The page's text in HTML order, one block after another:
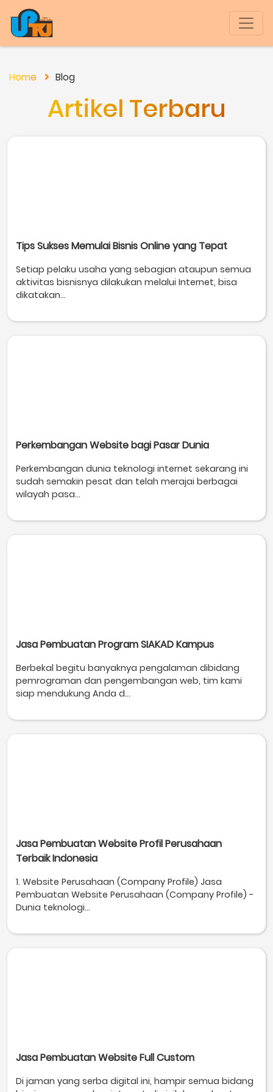
Home Blog
Artikel Terbaru
Tips Sukses Memulai Bisnis Online yang Tepat
Setiap pelaku usaha yang sebagian ataupun semua
aktivitas bisnisnya dilakukan melalui Internet, bisa
dikatakan...
Perkembangan Website bagi Pasar Dunia
Perkembangan dunia teknologi internet sekarang ini
sudah semakin pesat dan telah merajai berbagai
wilayah pasa...
Jasa Pembuatan Program SIAKAD Kampus
Berbekal begitu banyaknya pengalaman dibidang
pemrograman dan pengembangan web, tim kami
siap mendukung Anda d...
Jasa Pembuatan Website Profil Perusahaan
Terbaik Indonesia
1. Website Perusahaan (Company Profile) Jasa
Pembuatan Website Perusahaan (Company Profile) -
Dunia teknologi...
Jasa Pembuatan Website Full Custom
Di jaman yang serba digital ini, hampir semua bidang